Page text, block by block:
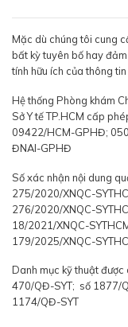
Mặc dù chúng tôi cung
bất kỳ tuyên bố hay
tính hữu ích của thông
Hệ thống Phòng khám
Sở Y tế TP.HCM cấp
09422/HCM-GPHĐ;
ĐNAI-GPHĐ
Số xác nhận nội dung
275/2020/XNQC-
276/2020/XNQC-
18/2021/XNQC-
179/2025/XNQC-
Danh mục kỹ thuật
470/QĐ-SYT; số 1877/
1174/QĐ-SYT